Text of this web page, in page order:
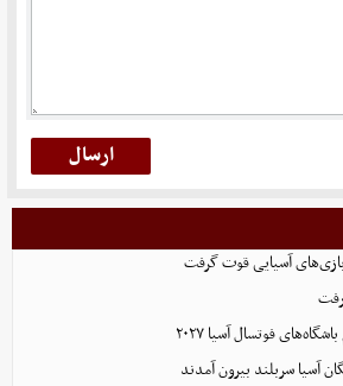
آسیایی قوت گرفت
فوتسال آسیا ۲۰۲۷